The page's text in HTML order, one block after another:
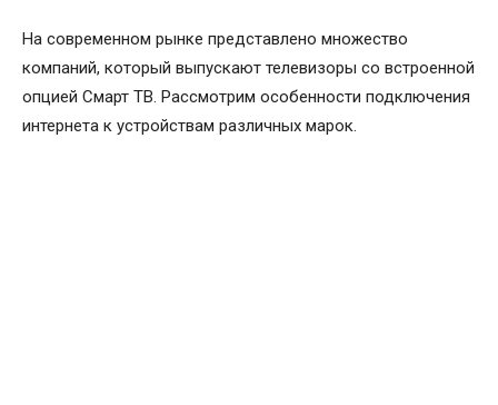
На современном рынке представлено множество
компаний, который выпускают телевизоры со встроенной
опцией Смарт ТВ. Рассмотрим особенности подключения
интернета к устройствам различных марок.